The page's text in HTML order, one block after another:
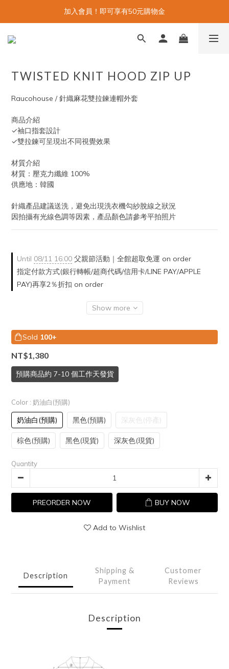
加入會員！即可享有50元購物金
TWISTED KNIT HOOD ZIP UP
Raucohouse / 針織麻花雙拉鍊連帽外套
商品介紹
✓袖口指套設計
✓雙拉鍊可呈現出不同視覺效果
材質介紹
材質：壓克力纖維 100%
供應地：韓國
針織產品建議送洗，避免出現洗衣機勾紗脫線之狀況
因拍攝有光線色調等因素，產品顏色請參考平拍照片
Until 08/11 16:00 父親節活動｜全館超取免運 on order
指定付款方式(銀行轉帳/超商代碼/信用卡/LINE PAY/APPLE
PAY)再享2％折扣 on order
Show more
Sold 100+
NT$1,380
預購商品約 7-10 個工作天發貨
Color : 奶油白(預購)
奶油白(預購) 黑色(預購) 深灰色(停產)
棕色(預購) 黑色(現貨) 深灰色(現貨)
Quantity
PREORDER NOW BUY NOW
Add to Wishlist
Description
Shipping &
Payment
Customer
Reviews
Description